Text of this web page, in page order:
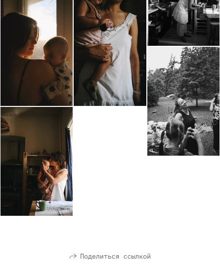
Поделиться ссылкой